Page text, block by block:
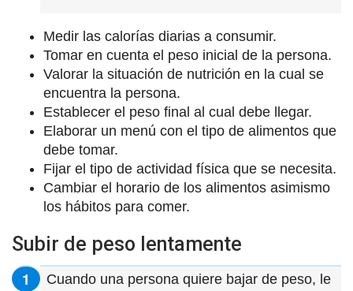
Medir las calorías diarias a consumir.
Tomar en cuenta el peso inicial de la persona.
Valorar la situación de nutrición en la cual se
encuentra la persona.
Establecer el peso final al cual debe llegar.
Elaborar un menú con el tipo de alimentos que
debe tomar.
Fijar el tipo de actividad física que se necesita.
Cambiar el horario de los alimentos asimismo
los hábitos para comer.
Subir de peso lentamente
Cuando una persona quiere bajar de peso, le